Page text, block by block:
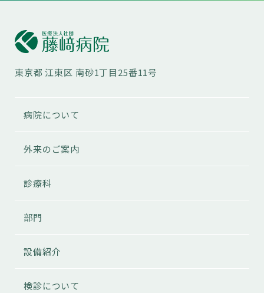
東京都 江東区 南砂1丁目25番11号
病院について
外来のご案内
診療科
部門
設備紹介
検診について